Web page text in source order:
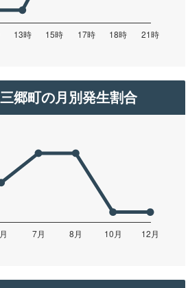
郷町の月別発生割合